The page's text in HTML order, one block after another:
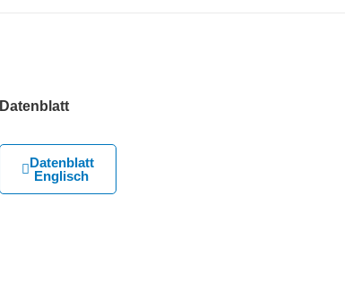
Datenblatt
Datenblatt
Englisch